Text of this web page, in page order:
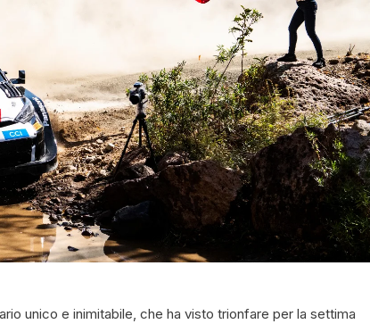
unico e inimitabile, che ha visto trionfare per la settima